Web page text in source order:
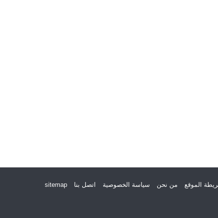
الموقع من نحن سياسة الخصوصية اتصل بنا sitemap